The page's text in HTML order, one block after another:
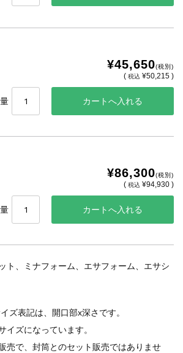
¥45,650(税別)
(税込 ¥50,215 )
¥86,300(税別)
(税込 ¥94,930 )
ト、ミナフォーム、エサフォーム、エサシ
ズ表記は、開口部x深さです。
イズになっています。
売で、封筒とのセット販売ではありませ